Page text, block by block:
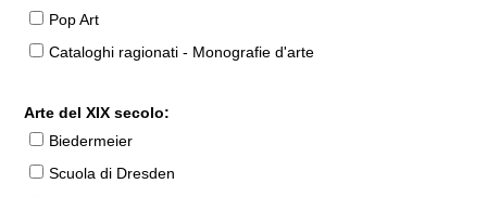
Pop Art
Cataloghi ragionati - Monografie d'arte
Arte del XIX secolo:
Biedermeier
Scuola di Dresden